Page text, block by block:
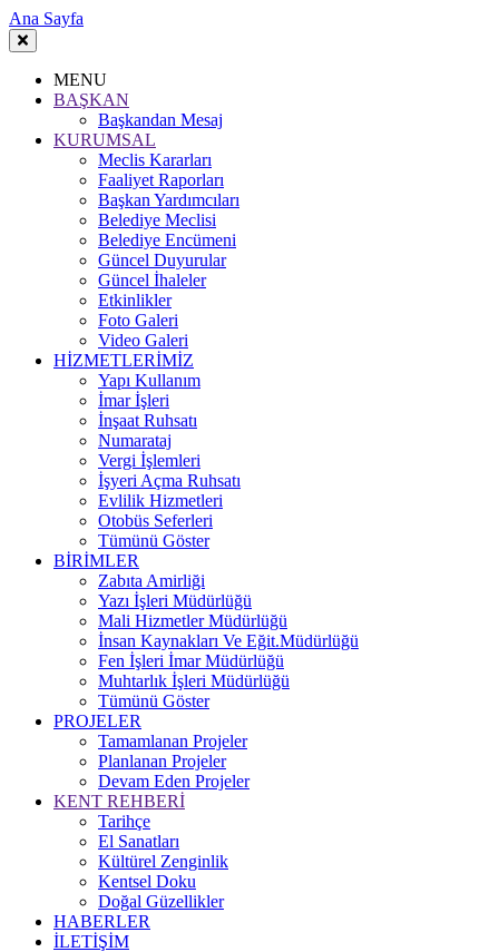
Ana Sayfa
MENU
BAŞKAN
Başkandan Mesaj
KURUMSAL
Meclis Kararları
Faaliyet Raporları
Başkan Yardımcıları
Belediye Meclisi
Belediye Encümeni
Güncel Duyurular
Güncel İhaleler
Etkinlikler
Foto Galeri
Video Galeri
HİZMETLERİMİZ
Yapı Kullanım
İmar İşleri
İnşaat Ruhsatı
Numarataj
Vergi İşlemleri
İşyeri Açma Ruhsatı
Evlilik Hizmetleri
Otobüs Seferleri
Tümünü Göster
BİRİMLER
Zabıta Amirliği
Yazı İşleri Müdürlüğü
Mali Hizmetler Müdürlüğü
İnsan Kaynakları Ve Eğit.Müdürlüğü
Fen İşleri İmar Müdürlüğü
Muhtarlık İşleri Müdürlüğü
Tümünü Göster
PROJELER
Tamamlanan Projeler
Planlanan Projeler
Devam Eden Projeler
KENT REHBERİ
Tarihçe
El Sanatları
Kültürel Zenginlik
Kentsel Doku
Doğal Güzellikler
HABERLER
İLETİŞİM